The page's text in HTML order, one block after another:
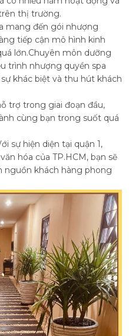
thị trường.
mang đến gói nhượng
tiếp cận mô hình kinh
lớn.Chuyên môn dưỡng
trình nhượng quyền spa
khác biệt và thu hút khách
trợ trong giai đoạn đầu,
cùng bạn trong suốt quá
sự hiện diện tại quận 1,
hóa của TP.HCM, bạn sẽ
nguồn khách hàng phong